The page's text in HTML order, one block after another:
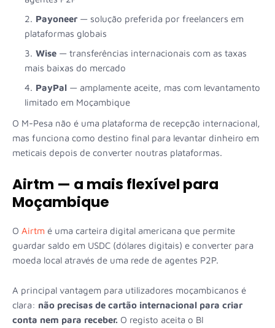
Payoneer — solução preferida por freelancers em
plataformas globais
Wise — transferências internacionais com as taxas
mais baixas do mercado
PayPal — amplamente aceite, mas com levantamento
limitado em Moçambique
O M-Pesa não é uma plataforma de recepção internacional,
mas funciona como destino final para levantar dinheiro em
meticais depois de converter noutras plataformas.
Airtm — a mais flexível para
Moçambique
O Airtm é uma carteira digital americana que permite
guardar saldo em USDC (dólares digitais) e converter para
moeda local através de uma rede de agentes P2P.
A principal vantagem para utilizadores moçambicanos é
clara: não precisas de cartão internacional para criar
conta nem para receber. O registo aceita o BI